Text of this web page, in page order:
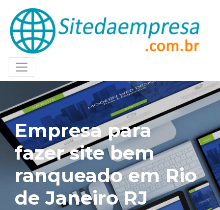
Empresa para
fazer site bem
ranqueado em Rio
de Janeiro RJ